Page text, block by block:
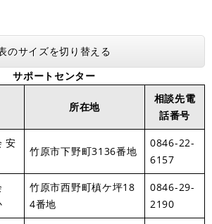
のサイズを切り替える
サポートセンター
所在地
相談先電
話番号
安
竹原市下野町3136番地
0846-22-
6157
竹原市西野町槙ケ坪18
4番地
0846-29-
2190